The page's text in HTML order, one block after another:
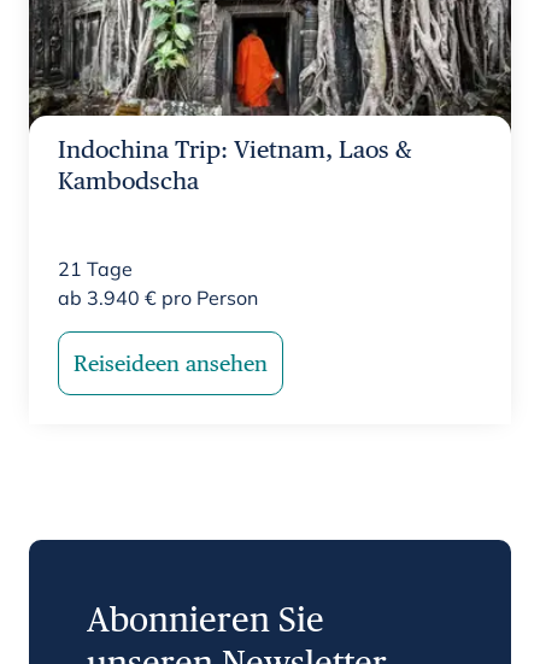
Indochina Trip: Vietnam, Laos &
Kambodscha
21 Tage
ab 3.940 € pro Person
Reiseideen ansehen
Abonnieren Sie